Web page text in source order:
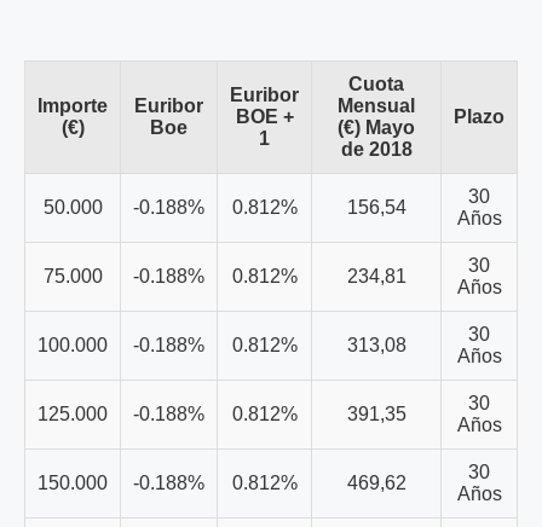
Importe
(€)
Euribor
Boe
Euribor
BOE +
1
Cuota
Mensual
(€) Mayo
de 2018
Plazo
50.000 -0.188% 0.812% 156,54
30
Años
75.000 -0.188% 0.812% 234,81
30
Años
100.000 -0.188% 0.812% 313,08
30
Años
125.000 -0.188% 0.812% 391,35
30
Años
150.000 -0.188% 0.812% 469,62
30
Años